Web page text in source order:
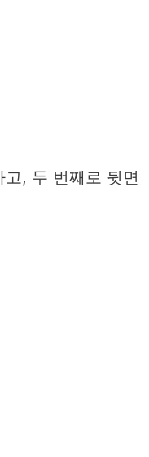
, 두 번째로 뒷면